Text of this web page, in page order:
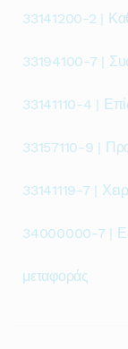
33141200-2 |
33194100-7 |
33141110-4 |
33157110-9 |
33141119-7 |
34000000-7 |
μεταφοράς